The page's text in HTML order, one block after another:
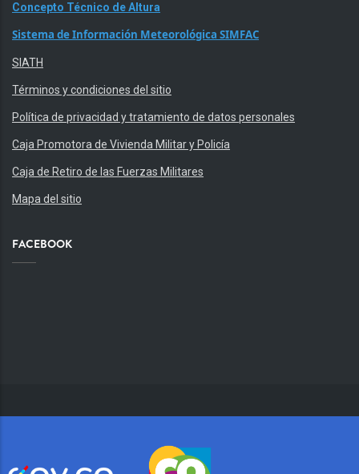
Concepto Técnico de Altura
Sistema de Información Meteorológica SIMFAC
SIATH
Términos y condiciones del sitio
Política de privacidad y tratamiento de datos personales
Caja Promotora de Vivienda Militar y Policía
Caja de Retiro de las Fuerzas Militares
Mapa del sitio
FACEBOOK